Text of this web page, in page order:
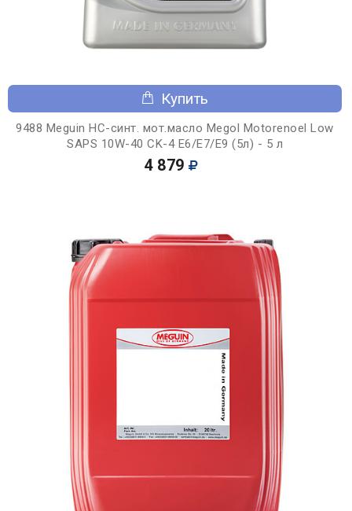
Купить
9488 Meguin НС-синт. мот.масло Megol Motorenoel Low
SAPS 10W-40 CK-4 E6/E7/E9 (5л) - 5 л
4 879